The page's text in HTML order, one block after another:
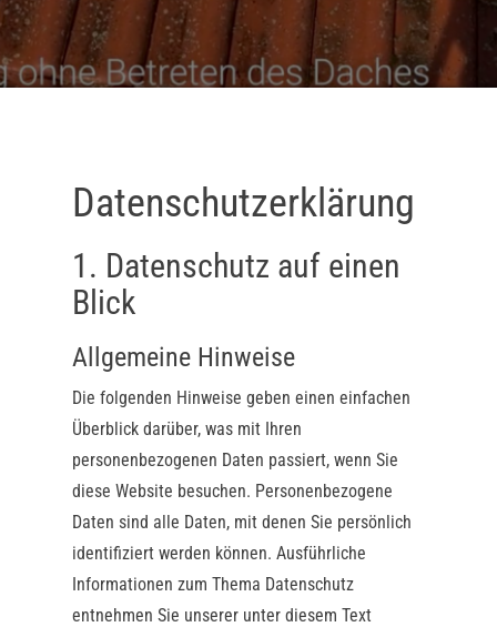
Datenschutz­erklärung
1. Datenschutz auf einen
Blick
Allgemeine Hinweise
Die folgenden Hinweise geben einen einfachen
Überblick darüber, was mit Ihren
personenbezogenen Daten passiert, wenn Sie
diese Website besuchen. Personenbezogene
Daten sind alle Daten, mit denen Sie persönlich
identifiziert werden können. Ausführliche
Informationen zum Thema Datenschutz
entnehmen Sie unserer unter diesem Text